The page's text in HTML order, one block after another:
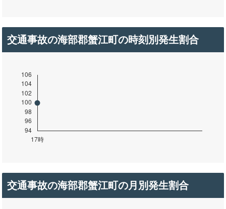
交通事故の海部郡蟹江町の時刻別発生割合
交通事故の海部郡蟹江町の月別発生割合